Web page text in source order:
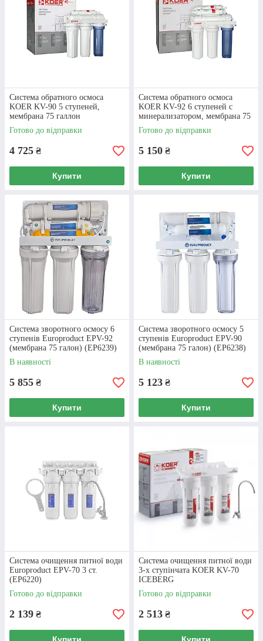
ВАРІАНТИ
Система очищення води
потрійна Koer Iceberg
Дана система очищення трьома різними
фільтрами, які забезпечують не лише
очищення води, але й покращують її смак та
мінеральний склад. Продуктивність - 2 літри
1600 літрів.
ДЕТАЛЬНІШЕ
Система обратного осмоса
KOER KV-90 5 ступеней,
мембрана 75 галлон
Готово до відправки
4 725 ₴
Купити
Система обратного осмоса
KOER KV-92 6 ступеней с
минерализатором, мембрана 75
галлон
Готово до відправки
5 150 ₴
Купити
Система зворотного осмосу 6
ступенів Europroduct EPV-92
(мембрана 75 галон) (EP6239)
В наявності
5 855 ₴
Купити
Система зворотного осмосу 5
ступенів Europroduct EPV-90
(мембрана 75 галон) (EP6238)
В наявності
5 123 ₴
Купити
Система очищення питної води
Europroduct EPV-70 3 ст.
(EP6220)
Готово до відправки
2 139 ₴
Система очищення питної води
3-х ступінчата KOER KV-70
ICEBERG
Готово до відправки
2 513 ₴